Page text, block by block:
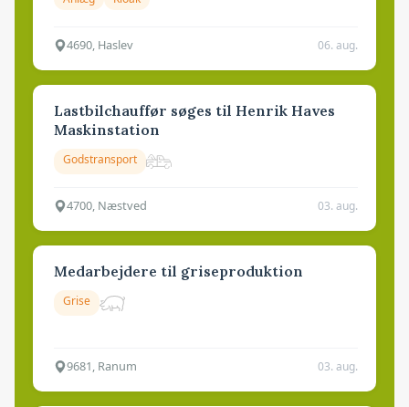
4690, Haslev 06. aug.
Lastbilchauffør søges til Henrik Haves
Maskinstation
Godstransport
4700, Næstved 03. aug.
Medarbejdere til griseproduktion
Grise
9681, Ranum 03. aug.